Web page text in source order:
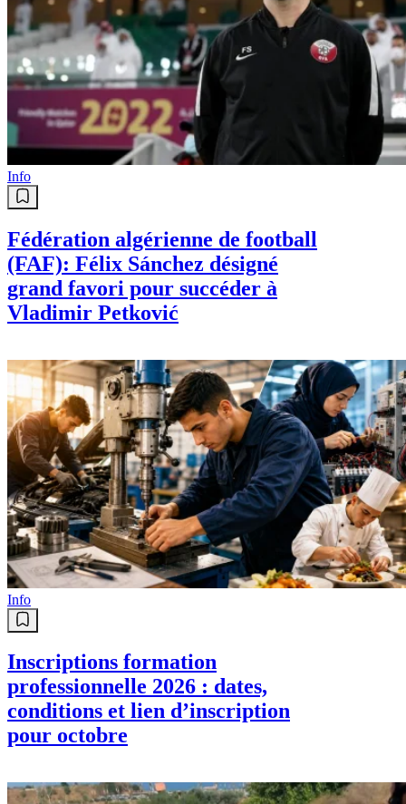
Info
Fédération algérienne de football
(FAF): Félix Sánchez désigné
grand favori pour succéder à
Vladimir Petković
Info
Inscriptions formation
professionnelle 2026 : dates,
conditions et lien d’inscription
pour octobre